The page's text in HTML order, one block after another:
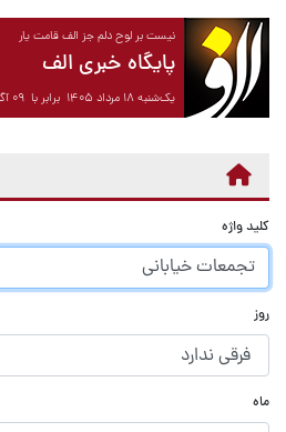
نیست بر لوح دلم جز الف قامت یار
پایگاه خبری الف
یک‌شنبه ۱۸ مرداد ۱۴۰۵ برابر با ۰۹ آگوست ۲۰۲۶
کلید واژه
روز
ماه